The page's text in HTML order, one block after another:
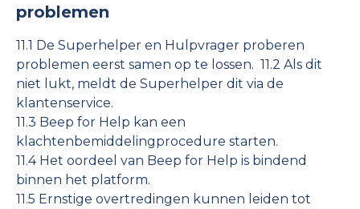
problemen
11.1 De Superhelper en Hulpvrager proberen
problemen eerst samen op te lossen. 11.2 Als dit
niet lukt, meldt de Superhelper dit via de
klantenservice.
11.3 Beep for Help kan een
klachtenbemiddelingprocedure starten.
11.4 Het oordeel van Beep for Help is bindend
binnen het platform.
11.5 Ernstige overtredingen kunnen leiden tot